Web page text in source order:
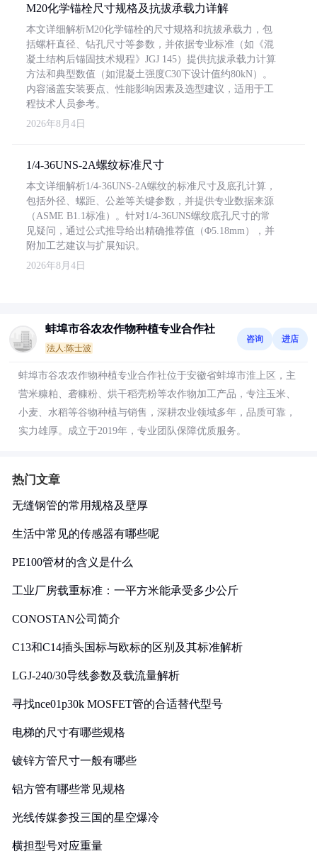
M20化学锚栓尺寸规格及抗拔承载力详解
本文详细解析M20化学锚栓的尺寸规格和抗拔承载力，包
括螺杆直径、钻孔尺寸等参数，并依据专业标准（如《混
凝土结构后锚固技术规程》JGJ 145）提供抗拔承载力计算
方法和典型数值（如混凝土强度C30下设计值约80kN）。
内容涵盖安装要点、性能影响因素及选型建议，适用于工
程技术人员参考。
2026年8月4日
1/4-36UNS-2A螺纹标准尺寸
本文详细解析1/4-36UNS-2A螺纹的标准尺寸及底孔计算，
包括外径、螺距、公差等关键参数，并提供专业数据来源
（ASME B1.1标准）。针对1/4-36UNS螺纹底孔尺寸的常
见疑问，通过公式推导给出精确推荐值（Φ5.18mm），并
附加工艺建议与扩展知识。
2026年8月4日
蚌埠市谷农农作物种植专业合作社
法人:陈士波
咨询 进店
蚌埠市谷农农作物种植专业合作社位于安徽省蚌埠市淮上区，主
营米糠粕、砻糠粉、烘干稻壳粉等农作物加工产品，专注玉米、
小麦、水稻等谷物种植与销售，深耕农业领域多年，品质可靠，
实力雄厚。成立于2019年，专业团队保障优质服务。
热门文章
无缝钢管的常用规格及壁厚
生活中常见的传感器有哪些呢
PE100管材的含义是什么
工业厂房载重标准：一平方米能承受多少公斤
CONOSTAN公司简介
C13和C14插头国标与欧标的区别及其标准解析
LGJ-240/30导线参数及载流量解析
寻找nce01p30k MOSFET管的合适替代型号
电梯的尺寸有哪些规格
镀锌方管尺寸一般有哪些
铝方管有哪些常见规格
光线传媒参投三国的星空爆冷
横担型号对应重量